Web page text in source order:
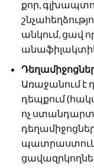
քոր,
անկում, ցավ
անաֆիլակտիկ
Առաջանում է
դեպքում
ոչ